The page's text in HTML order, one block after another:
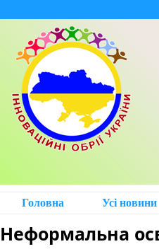
Головна Усі новини
Неформальна